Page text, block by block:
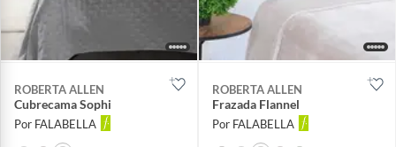
ROBERTA ALLEN
Cubrecama Sophi
Por FALABELLA
ROBERTA ALLEN
Frazada Flannel
Por FALABELLA